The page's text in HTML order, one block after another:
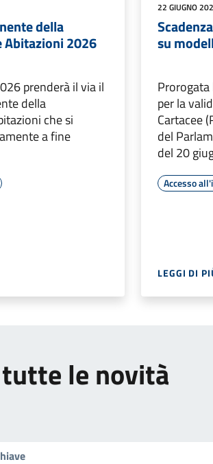
della
Abitazioni 2026
prenderà il via il
della
che si
a fine
22 GIUGNO
su
per la
Cartacee
del
del 20
Accesso
LEGGI DI
le novità